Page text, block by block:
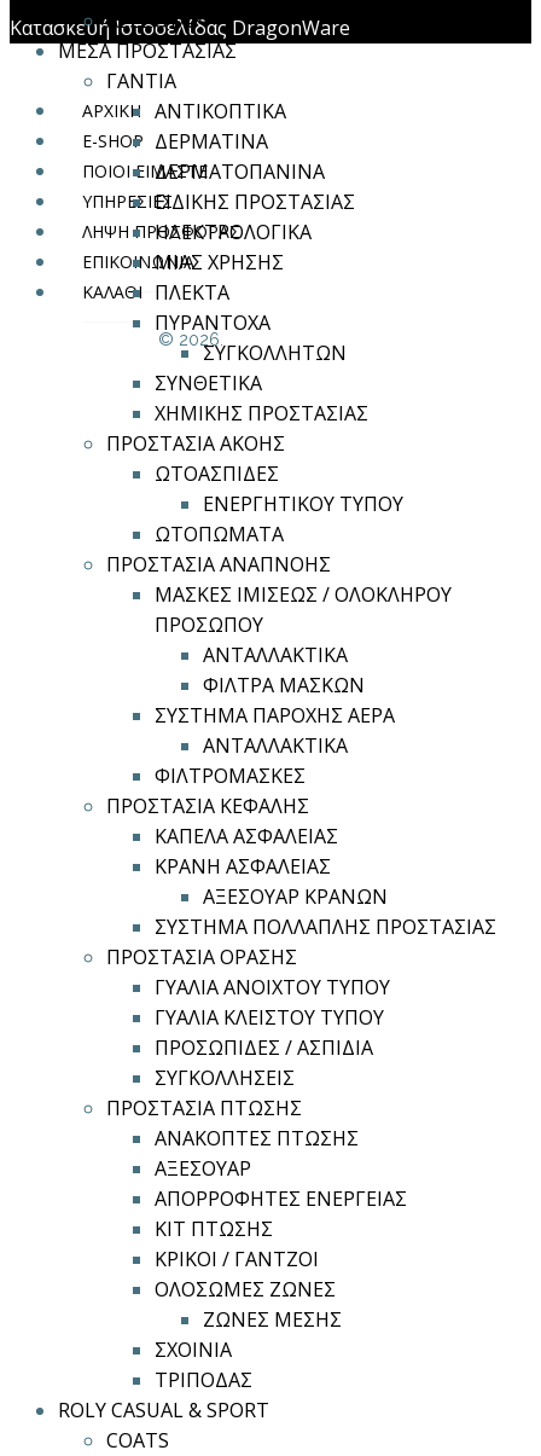
ΑΞΕΣΟΥΑΡ
ΜΕΣΑ ΠΡΟΣΤΑΣΙΑΣ
ΓΑΝΤΙΑ
ΑΝΤΙΚΟΠΤΙΚΑ
ΔΕΡΜΑΤΙΝΑ
ΔΕΡΜΑΤΟΠΑΝΙΝΑ
ΕΙΔΙΚΗΣ ΠΡΟΣΤΑΣΙΑΣ
ΗΛΕΚΤΡΟΛΟΓΙΚΑ
ΜΙΑΣ ΧΡΗΣΗΣ
ΠΛΕΚΤΑ
ΠΥΡΑΝΤΟΧΑ
ΣΥΓΚΟΛΛΗΤΩΝ
ΣΥΝΘΕΤΙΚΑ
ΧΗΜΙΚΗΣ ΠΡΟΣΤΑΣΙΑΣ
ΠΡΟΣΤΑΣΙΑ ΑΚΟΗΣ
ΩΤΟΑΣΠΙΔΕΣ
ΕΝΕΡΓΗΤΙΚΟΥ ΤΥΠΟΥ
ΩΤΟΠΩΜΑΤΑ
ΠΡΟΣΤΑΣΙΑ ΑΝΑΠΝΟΗΣ
ΜΑΣΚΕΣ ΙΜΙΣΕΩΣ / ΟΛΟΚΛΗΡΟΥ
ΠΡΟΣΩΠΟΥ
ΑΝΤΑΛΛΑΚΤΙΚΑ
ΦΙΛΤΡΑ ΜΑΣΚΩΝ
ΣΥΣΤΗΜΑ ΠΑΡΟΧΗΣ ΑΕΡΑ
ΑΝΤΑΛΛΑΚΤΙΚΑ
ΦΙΛΤΡΟΜΑΣΚΕΣ
ΠΡΟΣΤΑΣΙΑ ΚΕΦΑΛΗΣ
ΚΑΠΕΛΑ ΑΣΦΑΛΕΙΑΣ
ΚΡΑΝΗ ΑΣΦΑΛΕΙΑΣ
ΑΞΕΣΟΥΑΡ ΚΡΑΝΩΝ
ΣΥΣΤΗΜΑ ΠΟΛΛΑΠΛΗΣ ΠΡΟΣΤΑΣΙΑΣ
ΠΡΟΣΤΑΣΙΑ ΟΡΑΣΗΣ
ΓΥΑΛΙΑ ΑΝΟΙΧΤΟΥ ΤΥΠΟΥ
ΓΥΑΛΙΑ ΚΛΕΙΣΤΟΥ ΤΥΠΟΥ
ΠΡΟΣΩΠΙΔΕΣ / ΑΣΠΙΔΙΑ
ΣΥΓΚΟΛΛΗΣΕΙΣ
ΠΡΟΣΤΑΣΙΑ ΠΤΩΣΗΣ
ΑΝΑΚΟΠΤΕΣ ΠΤΩΣΗΣ
ΑΞΕΣΟΥΑΡ
ΑΠΟΡΡΟΦΗΤΕΣ ΕΝΕΡΓΕΙΑΣ
ΚΙΤ ΠΤΩΣΗΣ
ΚΡΙΚΟΙ / ΓΑΝΤΖΟΙ
ΟΛΟΣΩΜΕΣ ΖΩΝΕΣ
ΖΩΝΕΣ ΜΕΣΗΣ
ΣΧΟΙΝΙΑ
ΤΡΙΠΟΔΑΣ
ROLY CASUAL & SPORT
COATS
Κατασκευή Ιστοσελίδας DragonWare
ΑΡΧΙΚΗ
E-SHOP
ΠΟΙΟΙ ΕΙΜΑΣΤΕ
ΥΠΗΡΕΣΙΕΣ
ΛΗΨΗ ΠΡΟΣΦΟΡΑΣ
ΕΠΙΚΟΙΝΩΝΙΑ
ΚΑΛΑΘΙ
© 2026.